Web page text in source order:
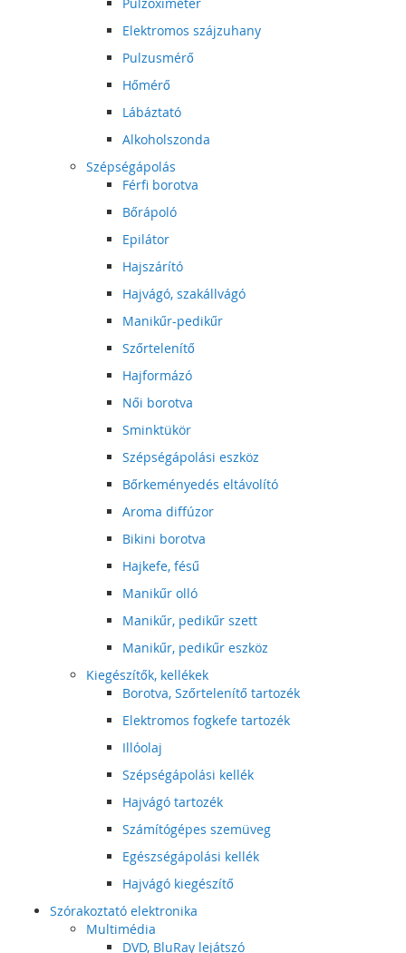
Elektromos szájzuhany
Pulzusmérő
Hőmérő
Lábáztató
Alkoholszonda
Szépségápolás
Férfi borotva
Bőrápoló
Epilátor
Hajszárító
Hajvágó, szakállvágó
Manikűr-pedikűr
Szőrtelenítő
Hajformázó
Női borotva
Sminktükör
Szépségápolási eszköz
Bőrkeményedés eltávolító
Aroma diffúzor
Bikini borotva
Hajkefe, fésű
Manikűr olló
Manikűr, pedikűr szett
Manikűr, pedikűr eszköz
Kiegészítők, kellékek
Borotva, Szőrtelenítő tartozék
Elektromos fogkefe tartozék
Illóolaj
Szépségápolási kellék
Hajvágó tartozék
Számítógépes szemüveg
Egészségápolási kellék
Hajvágó kiegészítő
Szórakoztató elektronika
Multimédia
DVD, BluRay lejátszó